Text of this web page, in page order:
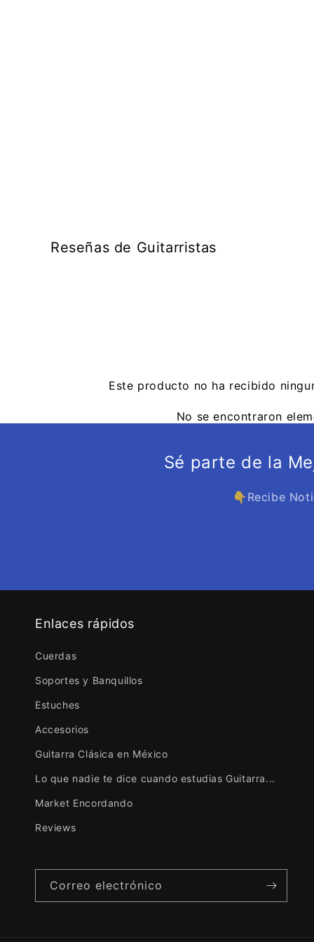
Reseñas de Guitarristas
Este producto no ha recibido
No se encontraron
Sé parte de la
👇Recibe
Enlaces rápidos
Cuerdas
Soportes y Banquillos
Estuches
Accesorios
Guitarra Clásica en México
Lo que nadie te dice cuando estudias Guitarra...
Market Encordando
Reviews
Correo electrónico
David González Hernández